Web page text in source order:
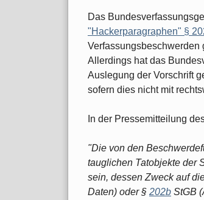
Das
"Hackerparagraphen" §
Verfassungsbeschwerden
Allerdings hat das
Auslegung der Vorschrift
sofern dies nicht mit
In der Pressemitteilung
"Die von den
tauglichen Tatobjekte der
sein, dessen Zweck auf
Daten) oder § 202b StGB